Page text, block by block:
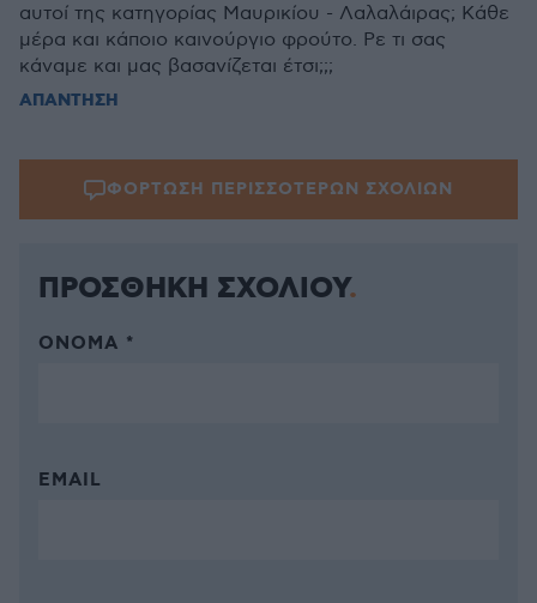
αυτοί της κατηγορίας Μαυρικίου - Λαλαλάιρας; Κάθε
μέρα και κάποιο καινούργιο φρούτο. Ρε τι σας
κάναμε και μας βασανίζεται έτσι;;;
ΑΠΑΝΤΗΣΗ
ΦΟΡΤΩΣΗ ΠΕΡΙΣΣΟΤΕΡΩΝ ΣΧΟΛΙΩΝ
ΠΡΟΣΘΗΚΗ ΣΧΟΛΙΟΥ
ΌΝΟΜΑ *
EMAIL